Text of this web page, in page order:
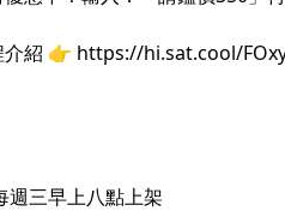
介紹 👉 https://hi.sat.cool/
週三早上八點上架